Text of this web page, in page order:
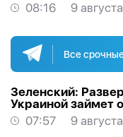
08:16
9
Все
Зеленский:
Украиной займет
07:57
9